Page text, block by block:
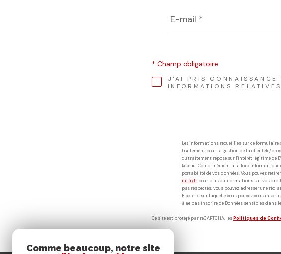
mail
*
J'AI PRIS
INFORMATIONS
* Champ obligatoire
Les informations recueillies sur ce
traitement pour la gestion de la clientèle/
du traitement repose sur l'intérêt légitime de
Réseau. Conformément à la loi «
portabilité de vos données. Vous pouvez
nil.fr/frpour plus d’informations sur vos
pas respectés, vous pouvez adresser une
Bloctel », sur laquelle vous pouvez vous
à ne pas inscrire de Données sensibles dans
Ce site est protégé par reCAPTCHA, lesPolitiques de
Comme beaucoup, notre site